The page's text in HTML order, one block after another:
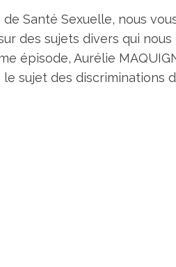
de Santé Sexuelle, nous
des sujets divers qui
épisode, Aurélie
sujet des discriminations